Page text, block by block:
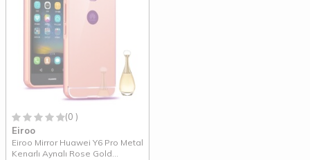
(0 )
Eiroo
Eiroo Mirror Huawei Y6 Pro Metal
Kenarlı Aynalı Rose Gold